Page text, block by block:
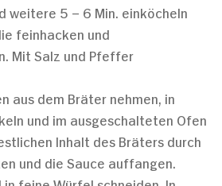
weitere 5 – 6 Min. einköcheln
feinhacken und
Mit Salz und Pfeffer
aus dem Bräter nehmen, in
und im ausgeschalteten Ofen
Inhalt des Bräters durch
und die Sauce auffangen.